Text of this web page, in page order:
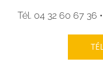
Tél. 04 32 60 67 36